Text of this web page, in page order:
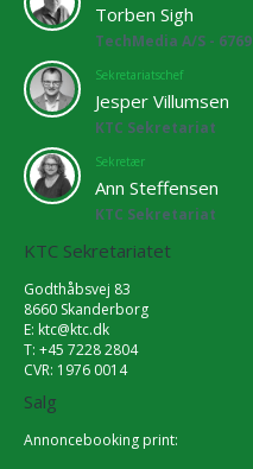
Torben Sigh
TechMedia A/S - 6769
Sekretariatschef
Jesper Villumsen
KTC Sekretariat
Sekretær
Ann Steffensen
KTC Sekretariat
KTC Sekretariatet
Godthåbsvej 83
8660 Skanderborg
E: ktc@ktc.dk
T: +45 7228 2804
CVR: 1976 0014
Salg
Annoncebooking print: